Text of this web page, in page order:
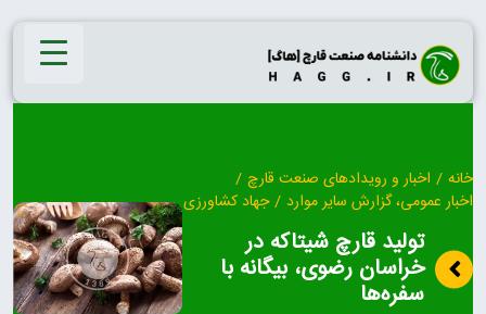
Skip
content
خانه / اخبار و رویدادهای صنعت قارچ /
اخبار عمومی، گزارش سایر موارد / جهاد کشاورزی
تولید قارچ شیتاکه در
خراسان رضوی، بیگانه با
سفره‌ها